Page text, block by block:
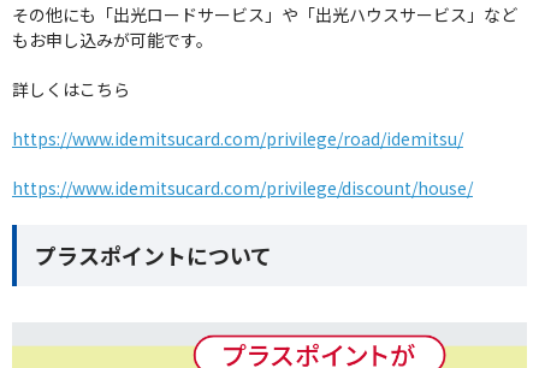
その他にも「出光ロードサービス」や「出光ハウスサービス」など
もお申し込みが可能です。
詳しくはこちら
https://www.idemitsucard.com/privilege/road/idemitsu/
https://www.idemitsucard.com/privilege/discount/house/
プラスポイントについて